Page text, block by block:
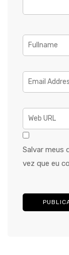
Salvar meus
vez que eu